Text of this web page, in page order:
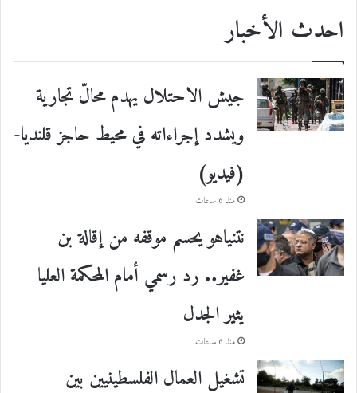
احدث الأخبار
جيش الاحتلال يهدم محالّ تجارية
ويشدد إجراءاته في محيط حاجز قلنديا-
(فيديو)
منذ 6 ساعات
نتنياهو يحسم موقفه من إقالة بن
غفير.. رد رسمي أمام المحكمة العليا
يثير الجدل
منذ 6 ساعات
تشغيل العمال الفلسطينيين بين